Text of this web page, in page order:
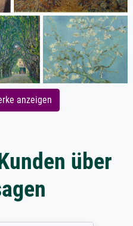
anzeigen
über